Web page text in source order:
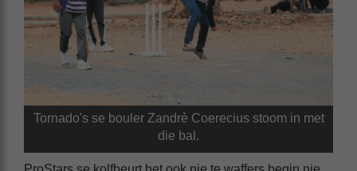
Tornado's se bouler Zandrè Coerecius stoom in met
die bal.